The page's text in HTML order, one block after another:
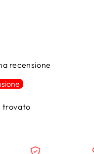
recensione
trovato